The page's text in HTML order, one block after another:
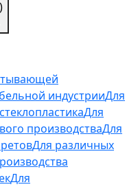
индустрииДля
Для
производстваДля
Для различных
Для